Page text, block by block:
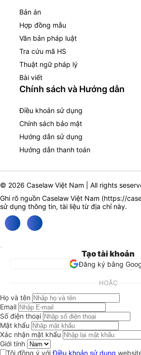
Bản án
Hợp đồng mẫu
Văn bản pháp luật
Tra cứu mã HS
Thuật ngữ pháp lý
Bài viết
Chính sách và Hướng dẫn
Điều khoản sử dụng
Chính sách bảo mật
Hướng dẫn sử dụng
Hướng dẫn thanh toán
© 2026 Caselaw Việt Nam | All rights
Ghi rõ nguồn Caselaw Việt Nam (https://
sử dụng thông tin, tài liệu từ địa chỉ này.
Tạo tài khoản
Đăng ký bằng
HOẶC
Họ và tên
Email
Số điện thoại
Mật khẩu
Xác nhận mật khẩu
Giới tính
Tôi đồng ý vớiĐiều khoản sử dụng